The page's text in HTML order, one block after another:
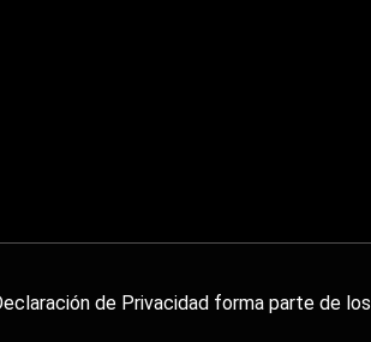
de Privacidad forma parte de los